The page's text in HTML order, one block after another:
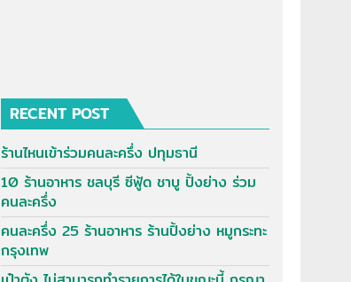
RECENT POST
ร้านไหนเข้าร่วมคนละครึ่ง ปทุมธานี
10 ร้านอาหาร ชลบุรี ซีฟู้ด ชาบู ปิ้งย่าง ร่วม
คนละครึ่ง
คนละครึ่ง 25 ร้านอาหาร ร้านปิ้งย่าง หมูกระทะ
กรุงเทพ